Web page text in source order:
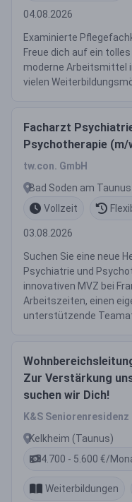
04.08.2026
Examinierte
Freue dich auf ein
moderne Arbeitsmittel
vielen
Facharzt
Psychotherapie (m/
tw.con. GmbH
Bad Soden am Taunus
Vollzeit
03.08.2026
Suchen Sie eine neue
Psychiatrie und
innovativen MVZ bei
Arbeitszeiten, einen
unterstützende
Zur Verstärkung
suchen wir Dich!
K&S Seniorenresidenz
Kelkheim (Taunus)
4.700 - 5.600 €/
Weiterbildungen